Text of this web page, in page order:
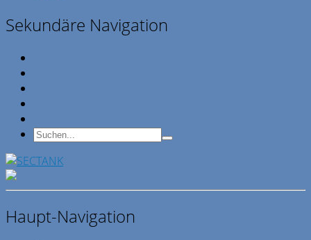
Sekundäre Navigation
Haupt-Navigation